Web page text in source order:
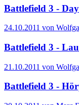
Battlefield 3 -
24.10.2011 von
Battlefield 3 -
21.10.2011 von
Battlefield 3 -